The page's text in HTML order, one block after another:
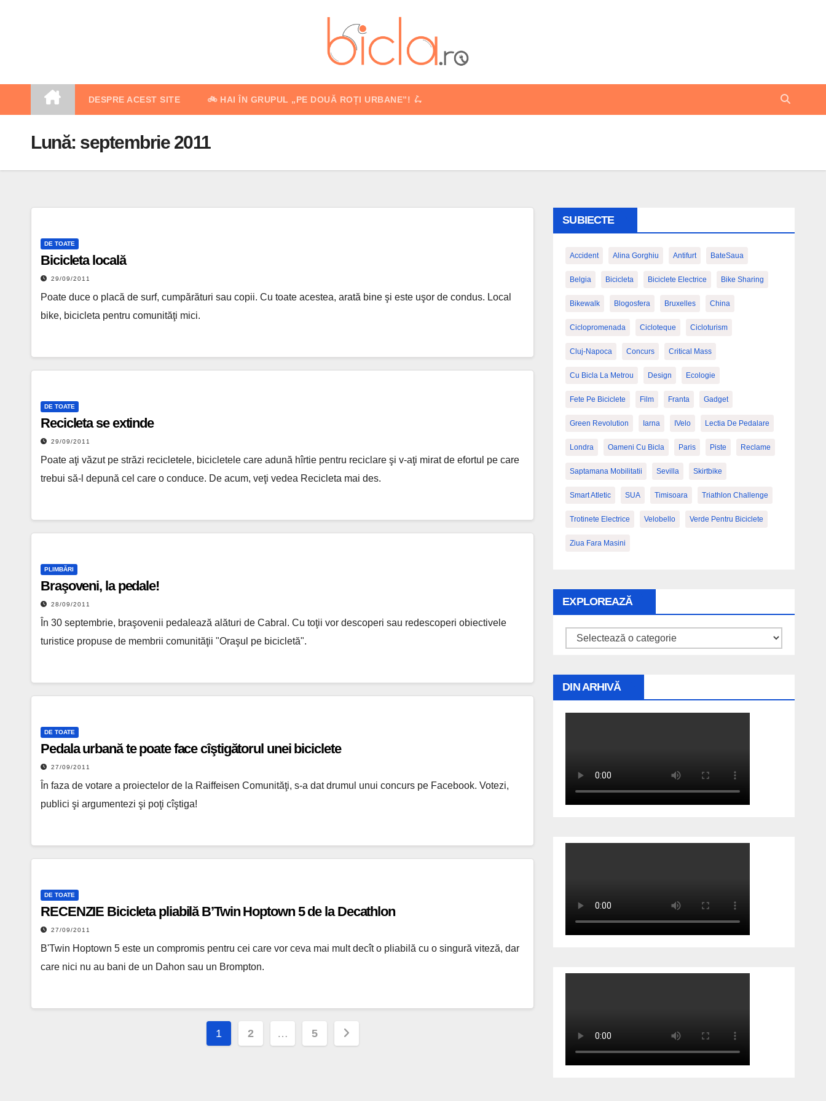
DESPRE ACEST SITE 🚲 HAI ÎN GRUPUL „PE DOUĂ ROȚI URBANE”! 🛴
Lună: septembrie 2011
DE TOATE
Bicicleta locală
29/09/2011
Poate duce o placă de surf, cumpărături sau copii. Cu toate acestea, arată bine şi este uşor de condus. Local
bike, bicicleta pentru comunităţi mici.
DE TOATE
Recicleta se extinde
29/09/2011
Poate aţi văzut pe străzi recicletele, bicicletele care adună hîrtie pentru reciclare şi v-aţi mirat de efortul pe care
trebui să-l depună cel care o conduce. De acum, veţi vedea Recicleta mai des.
PLIMBĂRI
Braşoveni, la pedale!
28/09/2011
În 30 septembrie, braşovenii pedalează alături de Cabral. Cu toţii vor descoperi sau redescoperi obiectivele
turistice propuse de membrii comunităţii "Oraşul pe bicicletă".
DE TOATE
Pedala urbană te poate face cîştigătorul unei biciclete
27/09/2011
În faza de votare a proiectelor de la Raiffeisen Comunităţi, s-a dat drumul unui concurs pe Facebook. Votezi,
publici şi argumentezi şi poţi cîştiga!
DE TOATE
RECENZIE Bicicleta pliabilă B’Twin Hoptown 5 de la Decathlon
27/09/2011
B'Twin Hoptown 5 este un compromis pentru cei care vor ceva mai mult decît o pliabilă cu o singură viteză, dar
care nici nu au bani de un Dahon sau un Brompton.
Paginație
1 2 … 5
SUBIECTE
Accident Alina Gorghiu Antifurt BateSaua
Belgia Bicicleta Biciclete Electrice Bike Sharing
Bikewalk Blogosfera Bruxelles China
Ciclopromenada Cicloteque Cicloturism
Cluj-Napoca Concurs Critical Mass
Cu Bicla La Metrou Design Ecologie
Fete Pe Biciclete Film Franta Gadget
Green Revolution Iarna IVelo Lectia De Pedalare
Londra Oameni Cu Bicla Paris Piste Reclame
Saptamana Mobilitatii Sevilla Skirtbike
Smart Atletic SUA Timisoara Triathlon Challenge
Trotinete Electrice Velobello Verde Pentru Biciclete
Ziua Fara Masini
EXPLOREAZĂ
Explorează
DIN ARHIVĂ